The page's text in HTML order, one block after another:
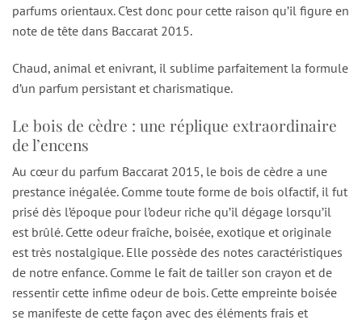
parfums orientaux. C’est donc pour cette raison qu’il figure en
note de tête dans Baccarat 2015.
Chaud, animal et enivrant, il sublime parfaitement la formule
d’un parfum persistant et charismatique.
Le bois de cèdre : une réplique extraordinaire
de l’encens
Au cœur du parfum Baccarat 2015, le bois de cèdre a une
prestance inégalée. Comme toute forme de bois olfactif, il fut
prisé dès l’époque pour l’odeur riche qu’il dégage lorsqu’il
est brûlé. Cette odeur fraîche, boisée, exotique et originale
est très nostalgique. Elle possède des notes caractéristiques
de notre enfance. Comme le fait de tailler son crayon et de
ressentir cette infime odeur de bois. Cette empreinte boisée
se manifeste de cette façon avec des éléments frais et